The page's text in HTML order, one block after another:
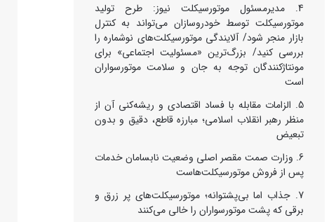
مدیرمسئول موتورسیکلت نیوز: طرح تولید
موتورسیکلت توسط خودروسازان می‌تواند به کنترل
بازار منجر شود/ آلایندگی موتورسیکلت‌های نوشماره را
بررسی کنید/ بزرگ‌ترین «مسئولیت اجتماعی» برای
مونتاژکنندگان توجه به جان و سلامت موتورسواران
است
الزامات مقابله با فساد اقتصادی و ریشه‌کنی آن از
منظر رهبر انقلاب اسلامی؛ مبارزه قاطع، دقیق و بدون
تبعیض
وزارت صمت مقصر اصلی وضعیت نابسامان خدمات
پس از فروش موتورسیکلت‌هاست
جذاب اما بی‌پشتوانه؛ موتورسیکلت‌های پر زرق‌ و
برقی که پشت موتورسواران را خالی می‌کنند